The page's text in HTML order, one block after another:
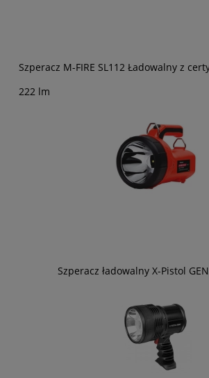
Szperacz M-FIRE SL112 Ładowalny z
222 lm
Szperacz ładowalny X-Pistol